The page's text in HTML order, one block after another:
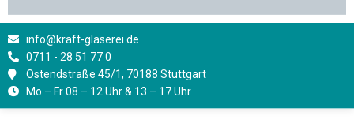
info@kraft-glaserei.de
0711 - 28 51 77 0
Ostendstraße 45/1, 70188 Stuttgart
Mo – Fr 08 – 12 Uhr & 13 – 17 Uhr